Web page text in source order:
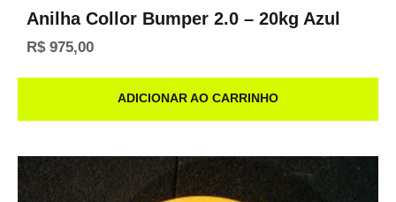
Anilha Collor Bumper 2.0 – 20kg Azul
R$975,00
ADICIONAR AO CARRINHO